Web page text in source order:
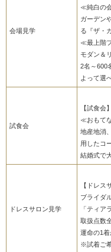
会場見学
≪純白の
ガーデン
る『ザ・
≪最上階
モダン＆
2名～600
よって選
試食会
【試食会】
≪おもて
地産地消
用したコ
結婚式で
ドレスサロン見学
【ドレス
ブライダ
「ティア
取扱点数
運命の1
※試着ご